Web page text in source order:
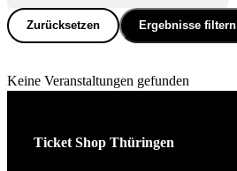
Zurücksetzen Ergebnisse filtern
Keine Veranstaltungen gefunden
Ticket Shop Thüringen